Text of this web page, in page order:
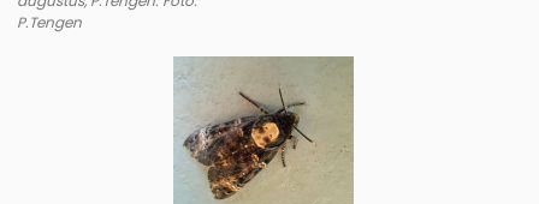
P.Tengen